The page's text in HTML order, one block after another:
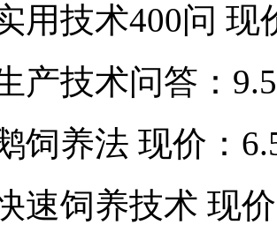
用技术400问 现
产技术问答：
饲养法 现价：
速饲养技术 现价